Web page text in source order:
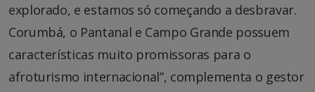
explorado, e estamos só começando a desbravar.
Corumbá, o Pantanal e Campo Grande possuem
características muito promissoras para o
afroturismo internacional”, complementa o gestor